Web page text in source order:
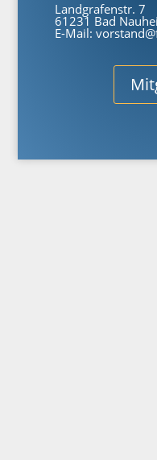
Landgrafenstr. 7
61231 Bad
E-Mail: